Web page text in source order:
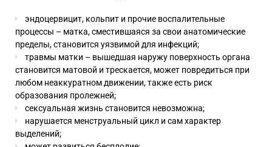
эндоцервицит, кольпит и прочие воспалительные
процессы – матка, сместившаяся за свои анатомические
пределы, становится уязвимой для инфекций;
травмы матки – вышедшая наружу поверхность органа
становится матовой и трескается, может повредиться при
любом неаккуратном движении, также есть риск
образования пролежней;
сексуальная жизнь становится невозможна;
нарушается менструальный цикл и сам характер
выделений;